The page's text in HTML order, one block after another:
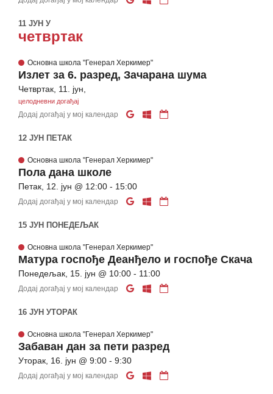
11 ЈУН У
четвртак
Основна школа "Генерал Херкимер"
Излет за 6. разред, Зачарана шума
Четвртак, 11. јун,
целодневни догађај
Додај догађај у мој календар
12 ЈУН ПЕТАК
Основна школа "Генерал Херкимер"
Пола дана школе
Петак, 12. јун @ 12:00 - 15:00
Додај догађај у мој календар
15 ЈУН ПОНЕДЕЉАК
Основна школа "Генерал Херкимер"
Матура госпође Деанђело и госпође Скача
Понедељак, 15. јун @ 10:00 - 11:00
Додај догађај у мој календар
16 ЈУН УТОРАК
Основна школа "Генерал Херкимер"
Забаван дан за пети разред
Уторак, 16. јун @ 9:00 - 9:30
Додај догађај у мој календар